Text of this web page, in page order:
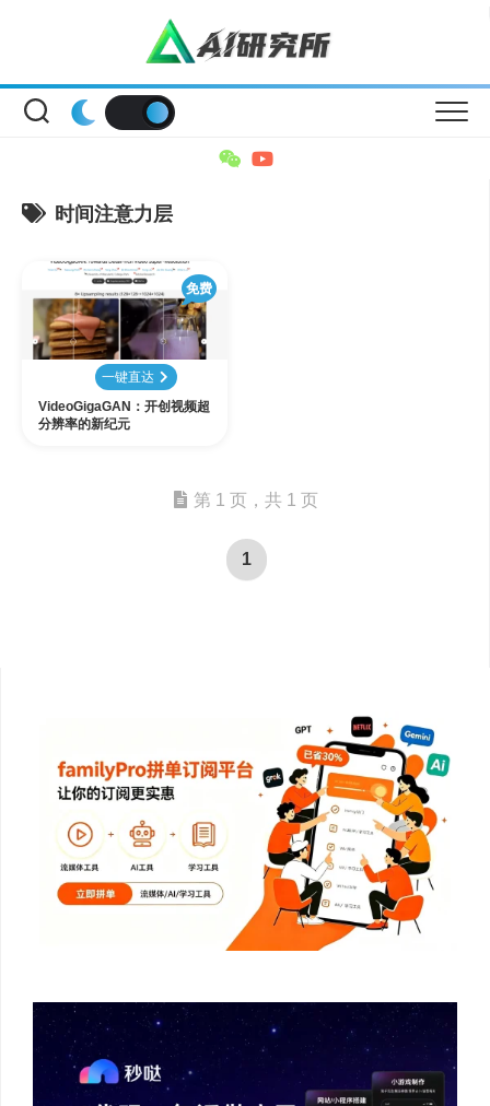
时间注意力层
免费
一键直达
VideoGigaGAN：开创视频超
分辨率的新纪元
第 1 页，共 1 页
1